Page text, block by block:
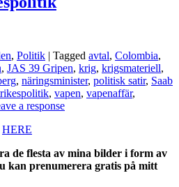
, Politik | Tagged avtal, Colombia,
, JAS 39 Gripen, krig, krigsmateriell,
, näringsminister, politisk satir, Saab
, vapen, vapenaffär,
a response
HERE
de flesta av mina bilder i form av
kan prenumerera gratis på mitt